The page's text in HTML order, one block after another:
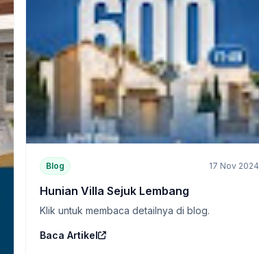
Blog 17 Nov 2024
Hunian Villa Sejuk Lembang
Klik untuk membaca detailnya di blog.
Baca Artikel